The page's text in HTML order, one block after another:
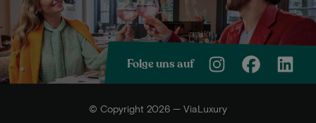
Folge uns auf
© Copyright 2026 — ViaLuxury